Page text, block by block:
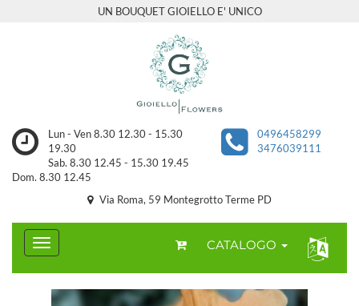
UN BOUQUET GIOIELLO E' UNICO
Lun - Ven 8.30 12.30 - 15.30
19.30
Sab. 8.30 12.45 - 15.30 19.45
Dom. 8.30 12.45
0496458299
3476039111
Via Roma, 59 Montegrotto Terme PD
CATALOGO